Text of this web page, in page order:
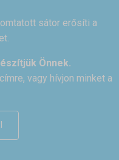
sátor erősíti a
Önnek.
vagy hívjon minket a